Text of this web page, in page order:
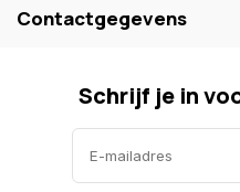
Contactgegevens
Schrijf je in